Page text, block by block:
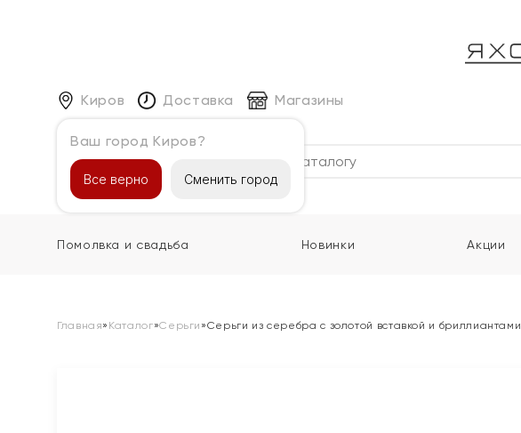
Киров
Ваш город Киров?
Все верно Сменить город
Доставка Магазины
Каталог
Помолвка и свадьба Новинки Акции
Главная» Каталог»Серьги »Серьги из серебра с золотой вставкой и бриллиантами